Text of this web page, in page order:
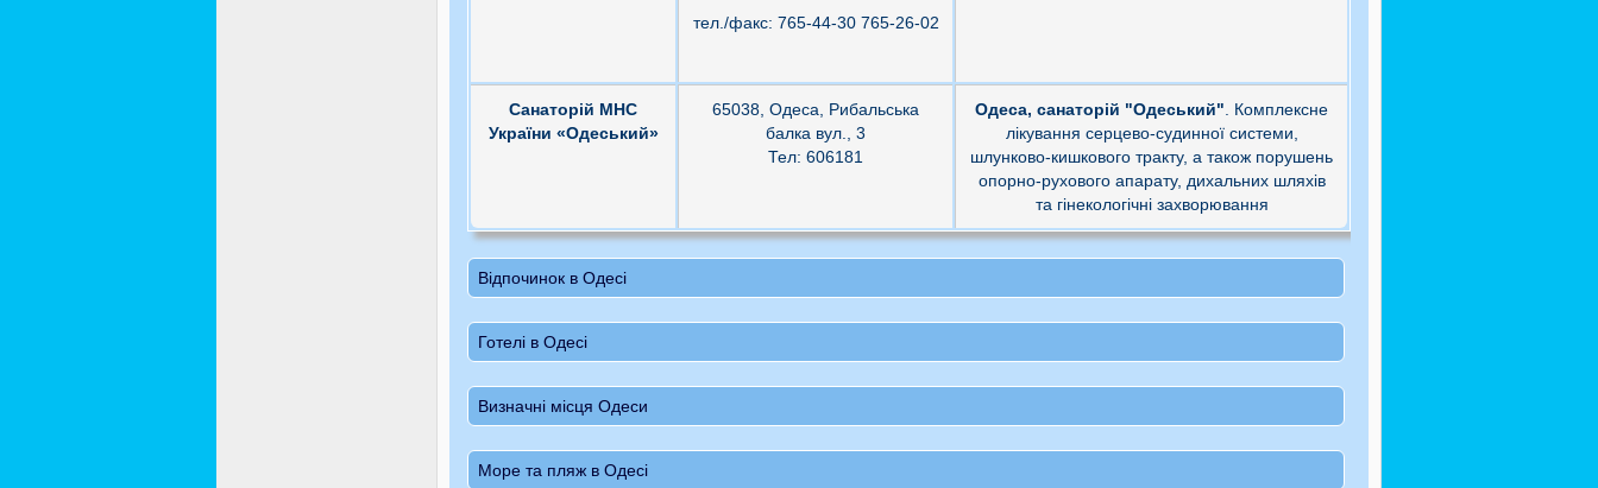
тел./факс: 765-44-30 765-26-02
Санаторій МНС
України «Одеський»
65038, Одеса, Рибальська
балка вул., 3
Тел: 606181
Одеса, санаторій "Одеський" . Комплексне
лікування серцево-судинної системи,
шлунково-кишкового тракту, а також порушень
опорно-рухового апарату, дихальних шляхів
та гінекологічні захворювання
Відпочинок в Одесі
Готелі в Одесі
Визначні місця Одеси
Море та пляж в Одесі